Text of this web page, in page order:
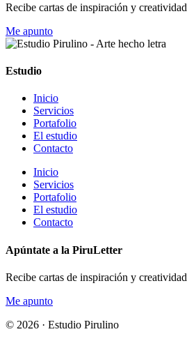
Recibe cartas de inspiración y creatividad
Me apunto
Estudio
Inicio
Servicios
Portafolio
El estudio
Contacto
Inicio
Servicios
Portafolio
El estudio
Contacto
Apúntate a la PiruLetter
Recibe cartas de inspiración y creatividad
Me apunto
© 2026 · Estudio Pirulino